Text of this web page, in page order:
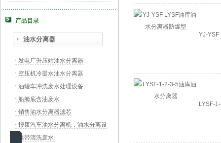
膜片曝气器安装指南，从池底准备到运行测试
PAC加药装置工业水处理的“化学魔法师”
产品目录
油水分离器
发电厂升压站油水分离器
空压机冷凝水油水分离器
油罐车冲洗废水处理设备
船舱底含油废水
销售油水分离器滤芯
报废汽车油水分离机，油水分离设
备，汽车拆解流水线
镍带清洗废水
YJ-YSF
LYSF-